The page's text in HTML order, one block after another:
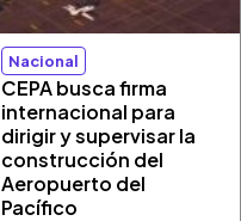
Nacional
CEPA busca firma
internacional para
dirigir y supervisar la
construcción del
Aeropuerto del
Pacífico